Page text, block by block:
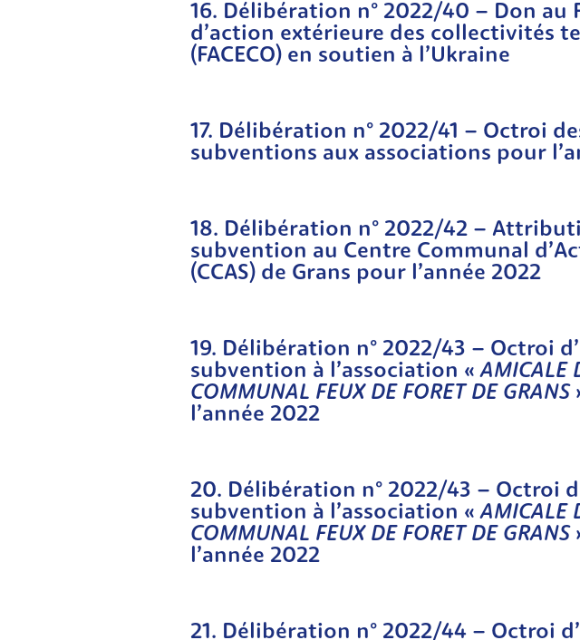
16. Délibération n° 2022/40 – Don au
d’action extérieure des collectivités
(FACECO) en soutien à l’Ukraine
17. Délibération n° 2022/41 – Octroi
subventions aux associations pour
18. Délibération n° 2022/42 –
subvention au Centre Communal
(CCAS) de Grans pour l’année 2022
19. Délibération n° 2022/43 – Octroi
subvention à l’association « AMICALE
COMMUNAL FEUX DE FORET DE GRANS
l’année 2022
20. Délibération n° 2022/43 – Octroi
subvention à l’association « AMICALE
COMMUNAL FEUX DE FORET DE GRANS
l’année 2022
21. Délibération n° 2022/44 – Octroi